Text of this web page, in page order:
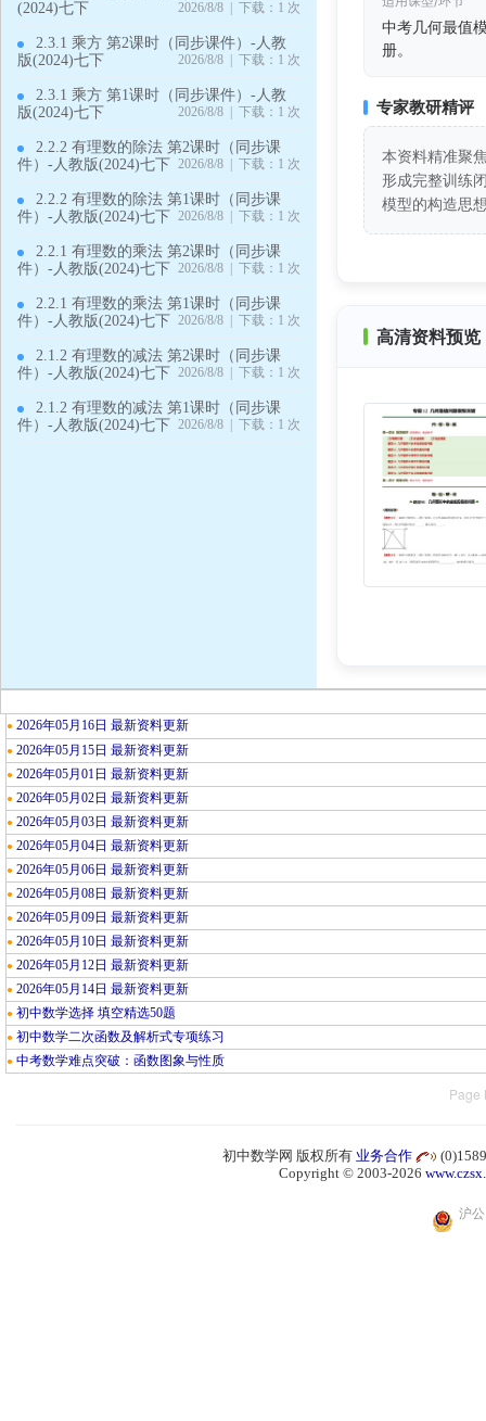
(2024)七下
2026/8/8 | 下载：1 次
2.3.1 乘方 第2课时（同步课件）-人教
版(2024)七下
2026/8/8 | 下载：1 次
2.3.1 乘方 第1课时（同步课件）-人教
版(2024)七下
2026/8/8 | 下载：1 次
2.2.2 有理数的除法 第2课时（同步课
件）-人教版(2024)七下 2026/8/8 | 下载：1 次
2.2.2 有理数的除法 第1课时（同步课
件）-人教版(2024)七下 2026/8/8 | 下载：1 次
2.2.1 有理数的乘法 第2课时（同步课
件）-人教版(2024)七下 2026/8/8 | 下载：1 次
2.2.1 有理数的乘法 第1课时（同步课
件）-人教版(2024)七下 2026/8/8 | 下载：1 次
2.1.2 有理数的减法 第2课时（同步课
件）-人教版(2024)七下 2026/8/8 | 下载：1 次
2.1.2 有理数的减法 第1课时（同步课
件）-人教版(2024)七下 2026/8/8 | 下载：1 次
中考几何最值
册。
专家教研精评
本资料精准聚
形成完整训练
模型的构造思
高清资料预
● 2026年05月16日 最新资料更新
● 2026年05月15日 最新资料更新
● 2026年05月01日 最新资料更新
● 2026年05月02日 最新资料更新
● 2026年05月03日 最新资料更新
● 2026年05月04日 最新资料更新
● 2026年05月06日 最新资料更新
● 2026年05月08日 最新资料更新
● 2026年05月09日 最新资料更新
● 2026年05月10日 最新资料更新
● 2026年05月12日 最新资料更新
● 2026年05月14日 最新资料更新
● 初中数学选择 填空精选50题
● 初中数学二次函数及解析式专项练习
● 中考数学难点突破：函数图象与性质
Page
初中数学网 版权所有 业务合作
Copyright © 2003-2026
沪公